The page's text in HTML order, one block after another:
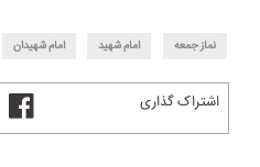
نماز جمعه امام شهید امام شهیدان
اشتراک گذاری